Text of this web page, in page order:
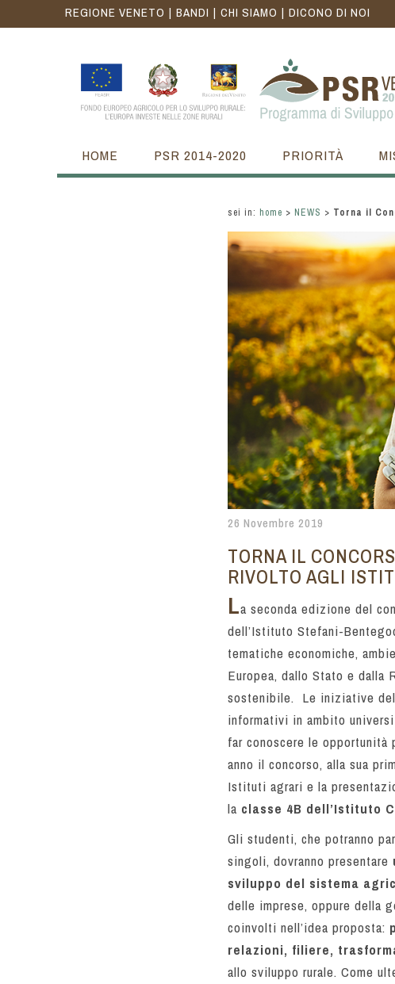
REGIONE VENETO BANDI CHI SIAMO DICONO DI NOI
HOME PSR 2014-2020 PRIORITÀ
sei in: home > NEWS > Torna il
26 Novembre 2019
TORNA IL
RIVOLTO AGLI
La seconda edizione del
dell’Istituto Stefani-
tematiche economiche,
Europea, dallo Stato e dalla
sostenibile. Le iniziative
informativi in ambito
far conoscere le opportunità
anno il concorso, alla sua
Istituti agrari e la
la classe 4B dell’Istituto
Gli studenti, che potranno
singoli, dovranno presentare
sviluppo del sistema
delle imprese, oppure della
coinvolti nell’idea proposta:
relazioni, filiere,
allo sviluppo rurale. Come